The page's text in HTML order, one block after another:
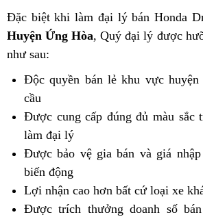
Đặc biệt khi làm đại lý bán Honda
Huyện Ứng Hòa, Quý đại lý được
như sau:
Độc quyền bán lẻ khu vực huyện
cầu
Được cung cấp đúng đủ màu sắc
làm đại lý
Được bảo vệ gia bán và giá
biến động
Lợi nhận cao hơn bất cứ loại xe
Được trích thưởng doanh số